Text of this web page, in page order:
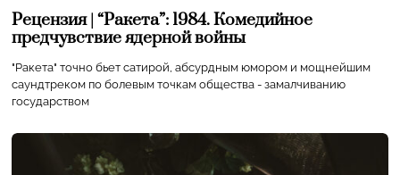
Рецензия | “Ракета”: 1984. Комедийное
предчувствие ядерной войны
"Ракета" точно бьет сатирой, абсурдным юмором и мощнейшим
саундтреком по болевым точкам общества - замалчиванию
государством